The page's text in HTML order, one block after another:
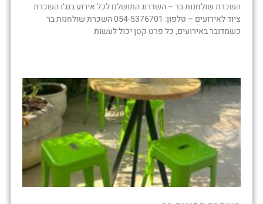
השכרת שולחנות בר – השדרוג המושלם לכל אירוע בנג’ו השכרת
ציוד לאירועים – טלפון: 054-5376701 השכרת שולחנות בר
כשמדובר באירועים, כל פרט קטן יכול לעשות